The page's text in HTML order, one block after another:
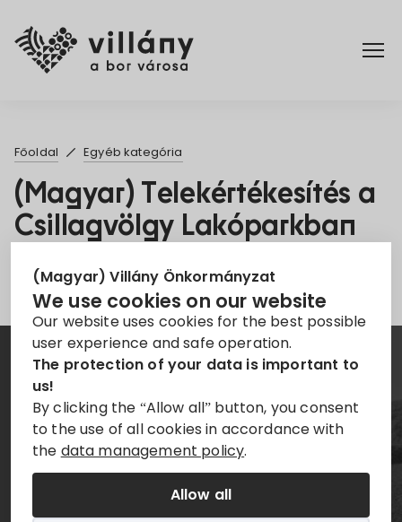
(Magyar) Villány Önkormányzat
We use cookies on our website
Our website uses cookies for the best possible
user experience and safe operation.
The protection of your data is important to
us!
By clicking the “Allow all” button, you consent
to the use of all cookies in accordance with
the data management policy.
Allow all
Rendelettár
Turizmus
Főoldal Egyéb kategória
(Magyar) Telekértékesítés a
Csillagvölgy Lakóparkban
Hírlevél
Értesüljön elsőként a legfrissebb villányi
infókról!